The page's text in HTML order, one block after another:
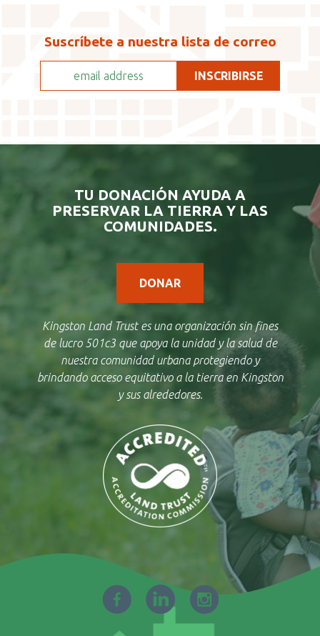
Suscríbete a nuestra lista de correo
TU DONACIÓN AYUDA A
PRESERVAR LA TIERRA Y LAS
COMUNIDADES.
DONAR
Kingston Land Trust es una organización sin fines
de lucro 501c3 que apoya la unidad y la salud de
nuestra comunidad urbana protegiendo y
brindando acceso equitativo a la tierra en Kingston
y sus alrededores.
Facebook
LinkedIn
Instagram